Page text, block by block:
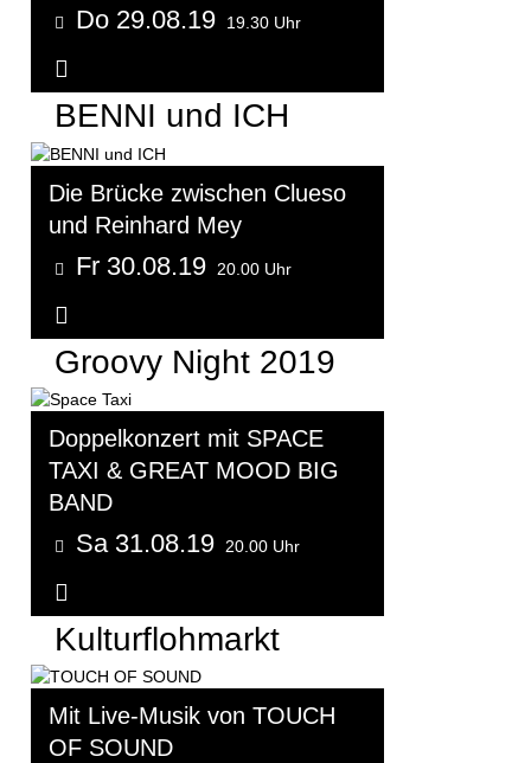
Do 29.08.19 19.30 Uhr
BENNI und ICH
Die Brücke zwischen Clueso
und Reinhard Mey
Fr 30.08.19 20.00 Uhr
Groovy Night 2019
Doppelkonzert mit SPACE
TAXI & GREAT MOOD BIG
BAND
Sa 31.08.19 20.00 Uhr
Kulturflohmarkt
Mit Live-Musik von TOUCH
OF SOUND